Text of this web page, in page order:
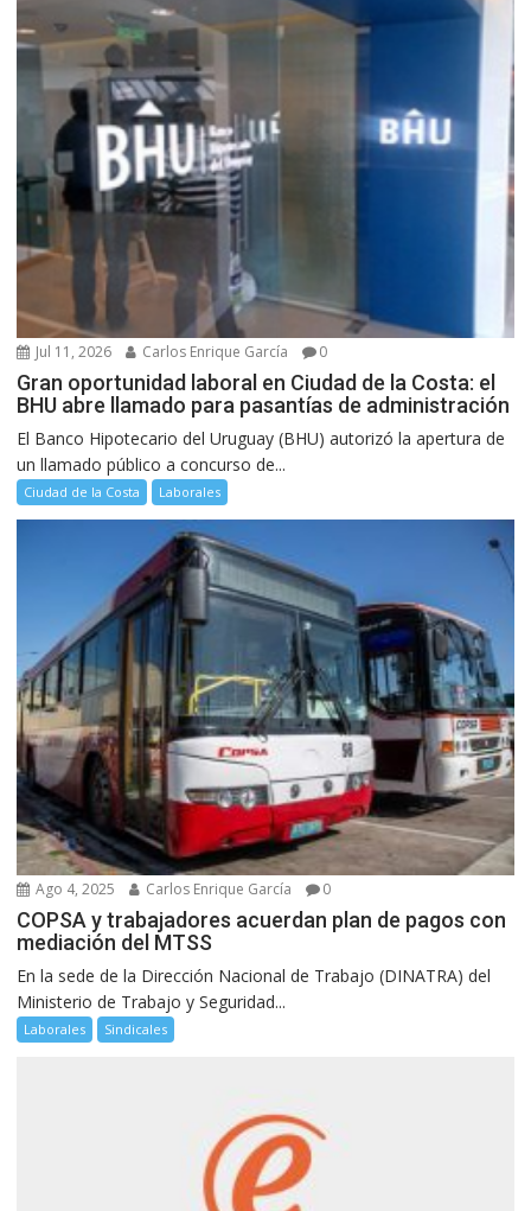
Jul 11, 2026 Carlos Enrique García 0
Gran oportunidad laboral en Ciudad de la Costa: el
BHU abre llamado para pasantías de administración
El Banco Hipotecario del Uruguay (BHU) autorizó la apertura de
un llamado público a concurso de...
Ciudad de la Costa Laborales
Ago 4, 2025 Carlos Enrique García 0
COPSA y trabajadores acuerdan plan de pagos con
mediación del MTSS
En la sede de la Dirección Nacional de Trabajo (DINATRA) del
Ministerio de Trabajo y Seguridad...
Laborales Sindicales